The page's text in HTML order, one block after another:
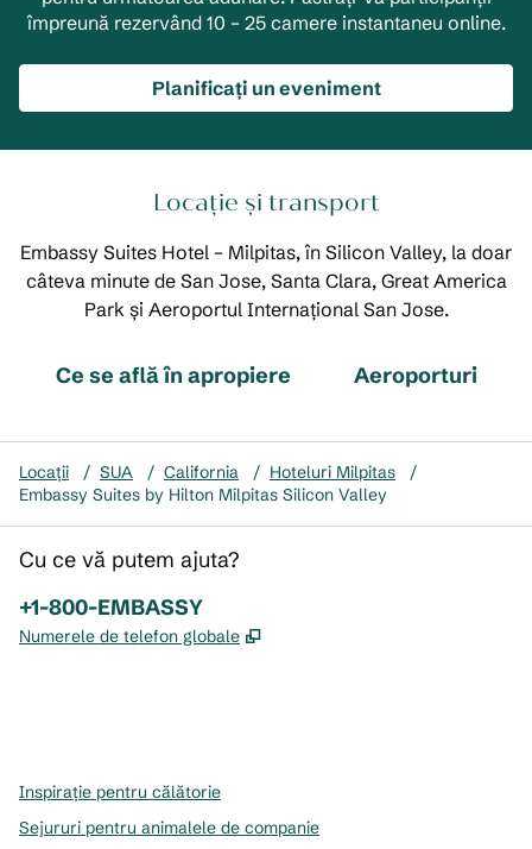
împreună rezervând 10 – 25 camere instantaneu online.
Planificați un eveniment
Locație și transport
Embassy Suites Hotel – Milpitas, în Silicon Valley, la doar
câteva minute de San Jose, Santa Clara, Great America
Park și Aeroportul Internațional San Jose.
Ce se află în apropiere Aeroporturi
Locații / SUA / California / Hoteluri Milpitas
/
Embassy Suites by Hilton Milpitas Silicon Valley
Cu ce vă putem ajuta?
Telefon:
+1-800-EMBASSY
Numerele de telefon globale ,
Inspirație pentru călătorie
Sejururi pentru animalele de companie